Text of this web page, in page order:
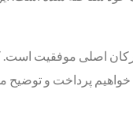
اصلی موفقیت است.
خواهیم پرداخت و